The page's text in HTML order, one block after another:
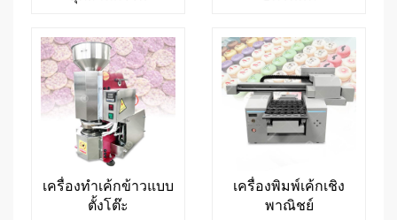
เครื่องทำเค้กข้าวแบบ
ตั้งโต๊ะ
เครื่องพิมพ์เค้กเชิง
พาณิชย์